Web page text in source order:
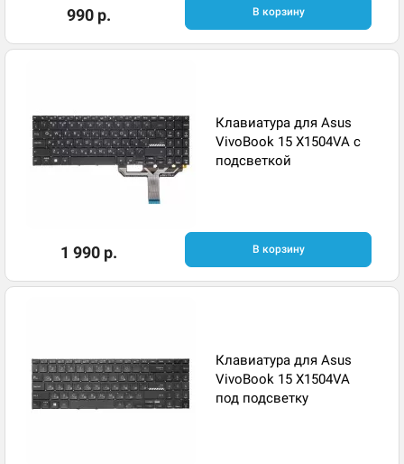
990 р. В корзину
Клавиатура для Asus
VivoBook 15 X1504VA с
подсветкой
1 990 р. В корзину
Клавиатура для Asus
VivoBook 15 X1504VA
под подсветку